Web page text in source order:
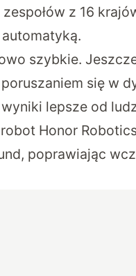
z 16
szybkie.
się w
lepsze od
Honor Robotics
poprawiając